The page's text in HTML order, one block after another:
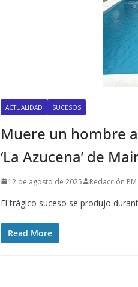
ACTUALIDAD SUCESOS
Muere un hombre
‘La Azucena’ de
12 de agosto de 2025 Redacción PM
El trágico suceso se produjo
Read More